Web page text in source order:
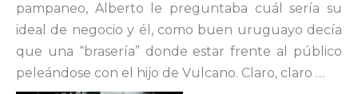
pampaneo, Alberto le preguntaba cuál sería su
ideal de negocio y él, como buen uruguayo decía
que una “brasería” donde estar frente al público
peleándose con el hijo de Vulcano. Claro, claro …